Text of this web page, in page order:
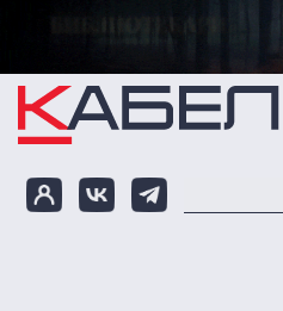
Перейти к основному